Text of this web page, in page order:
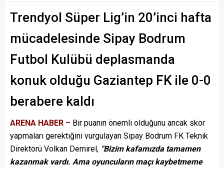
Trendyol Süper Lig’in 20’inci hafta
mücadelesinde Sipay Bodrum
Futbol Kulübü deplasmanda
konuk olduğu Gaziantep FK ile 0-0
berabere kaldı
ARENA HABER – Bir puanın önemli olduğunu ancak skor
yapmaları gerektiğini vurgulayan Sipay Bodrum FK Teknik
Direktörü Volkan Demirel, “Bizim kafamızda tamamen
kazanmak vardı. Ama oyuncuların maçı kaybetmeme